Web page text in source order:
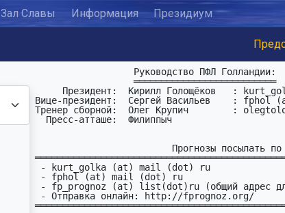
Зал Славы Информация Президиум
                  ══════════════════════════
Вице-президент:  Сергей Васильев    :
Тренер сборной:  Олег Крупич        :